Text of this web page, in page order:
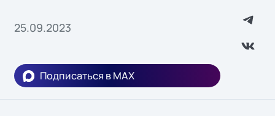
25.09.2023
Подписаться в MAX